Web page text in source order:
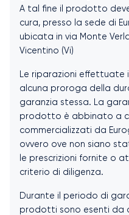
A tal fine il prodotto
cura, presso la sede di
ubicata in via Monte
Vicentino (Vi)
Le riparazioni
alcuna proroga della
garanzia stessa. La
prodotto è abbinato a
commercializzati da
ovvero ove non siano
le prescrizioni fornite o
criterio di diligenza.
Durante il periodo di
prodotti sono esenti da